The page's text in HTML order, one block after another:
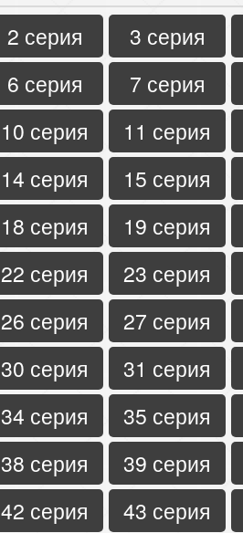
2 серия
3 серия
6 серия
7 серия
10 серия
11 серия
14 серия
15 серия
18 серия
19 серия
22 серия
23 серия
26 серия
27 серия
30 серия
31 серия
34 серия
35 серия
38 серия
39 серия
42 серия
43 серия